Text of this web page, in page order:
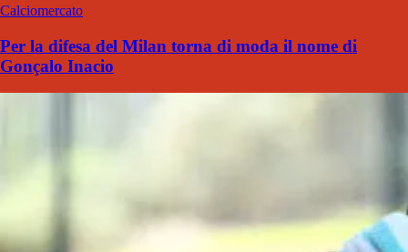
Calciomercato
Per la difesa del Milan torna di moda il nome di
Gonçalo Inacio